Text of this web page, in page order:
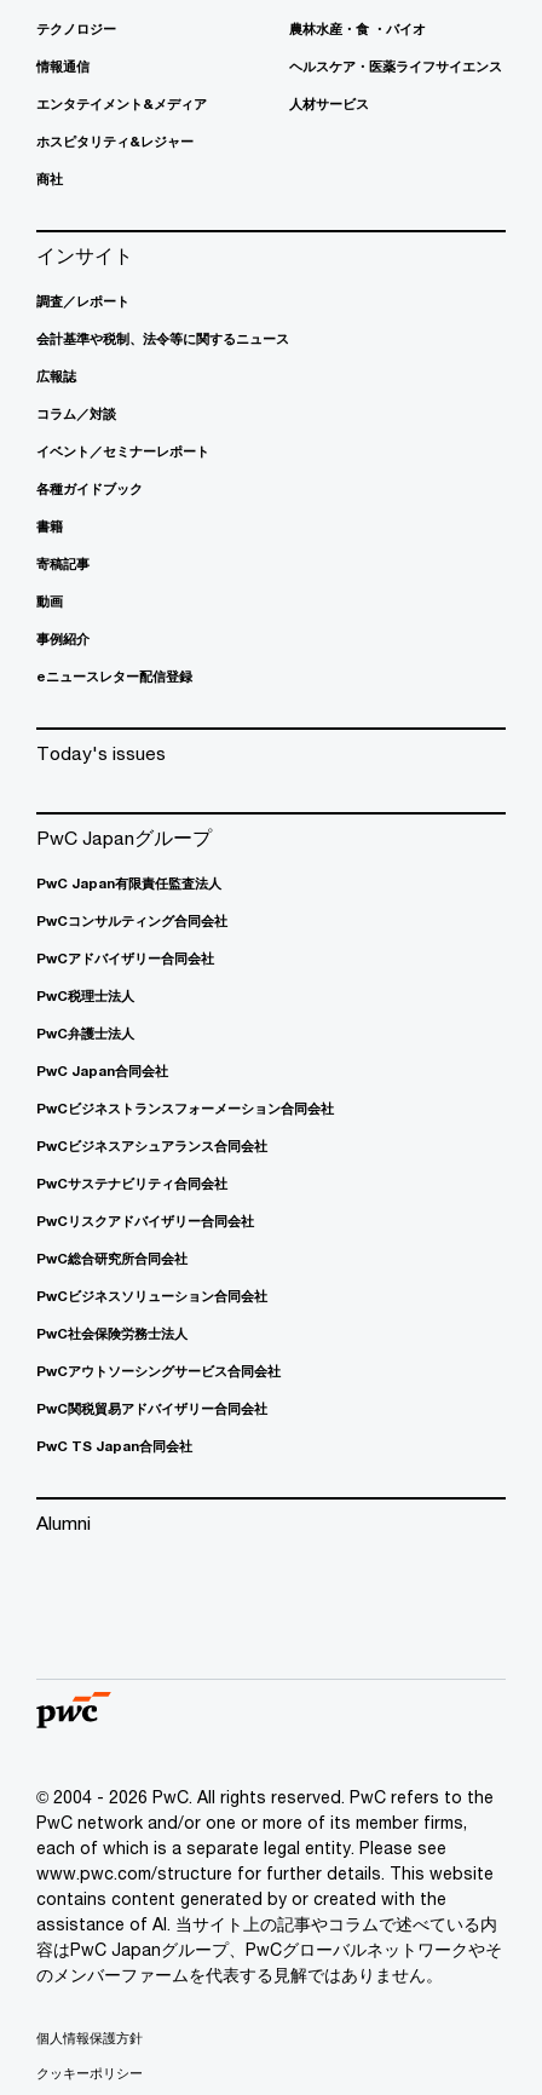
テクノロジー
情報通信
エンタテイメント&メディア
ホスピタリティ&レジャー
商社
農林水産・食 ・バイオ
ヘルスケア・医薬ライフサイエンス
人材サービス
インサイト
調査／レポート
会計基準や税制、法令等に関するニュース
広報誌
コラム／対談
イベント／セミナーレポート
各種ガイドブック
書籍
寄稿記事
動画
事例紹介
eニュースレター配信登録
Today's issues
PwC Japanグループ
PwC Japan有限責任監査法人
PwCコンサルティング合同会社
PwCアドバイザリー合同会社
PwC税理士法人
PwC弁護士法人
PwC Japan合同会社
PwCビジネストランスフォーメーション合同会社
PwCビジネスアシュアランス合同会社
PwCサステナビリティ合同会社
PwCリスクアドバイザリー合同会社
PwC総合研究所合同会社
PwCビジネスソリューション合同会社
PwC社会保険労務士法人
PwCアウトソーシングサービス合同会社
PwC関税貿易アドバイザリー合同会社
PwC TS Japan合同会社
Alumni
© 2004 - 2026 PwC. All rights reserved. PwC refers to the
PwC network and/or one or more of its member firms,
each of which is a separate legal entity. Please see
www.pwc.com/structure for further details. This website
contains content generated by or created with the
assistance of AI. 当サイト上の記事やコラムで述べている内
容はPwC Japanグループ、PwCグローバルネットワークやそ
のメンバーファームを代表する見解ではありません。
個人情報保護方針
クッキーポリシー